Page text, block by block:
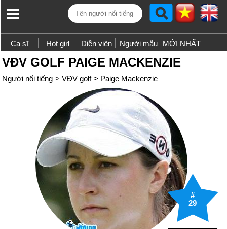
Ca sĩ Hot girl Diễn viên Người mẫu MỚI NHẤT
VĐV GOLF PAIGE MACKENZIE
Người nổi tiếng > VĐV golf > Paige Mackenzie
#
29